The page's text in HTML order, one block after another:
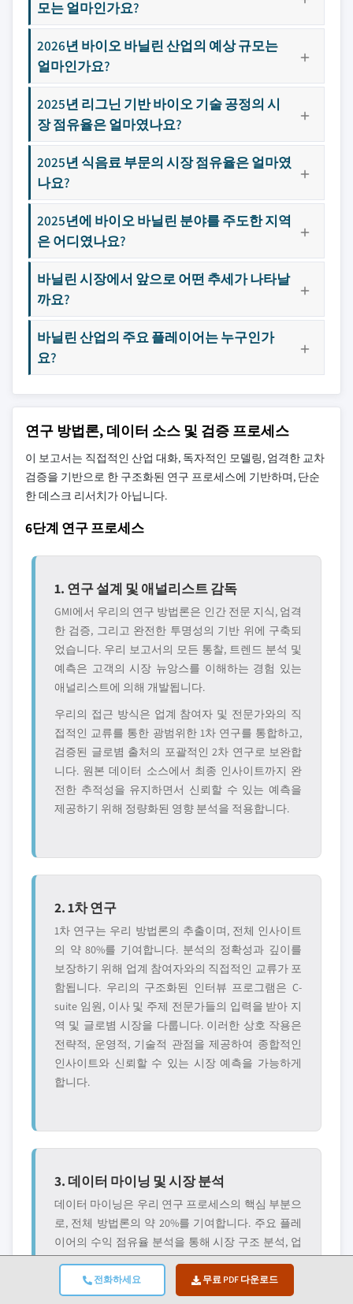
전화하세요 무료 PDF 다운로드
모는 얼마인가요?
2026년 바이오 바닐린 산업의 예상 규모는
얼마인가요?
2025년 리그닌 기반 바이오 기술 공정의 시
장 점유율은 얼마였나요?
2025년 식음료 부문의 시장 점유율은 얼마였
나요?
2025년에 바이오 바닐린 분야를 주도한 지역
은 어디였나요?
바닐린 시장에서 앞으로 어떤 추세가 나타날
까요?
바닐린 산업의 주요 플레이어는 누구인가
요?
연구 방법론, 데이터 소스 및 검증 프로세스
이 보고서는 직접적인 산업 대화, 독자적인 모델링, 엄격한 교차
검증을 기반으로 한 구조화된 연구 프로세스에 기반하며, 단순
한 데스크 리서치가 아닙니다.
6단계 연구 프로세스
1. 연구 설계 및 애널리스트 감독
GMI에서 우리의 연구 방법론은 인간 전문 지식, 엄격
한 검증, 그리고 완전한 투명성의 기반 위에 구축되
었습니다. 우리 보고서의 모든 통찰, 트렌드 분석 및
예측은 고객의 시장 뉴앙스를 이해하는 경험 있는
애널리스트에 의해 개발됩니다.
우리의 접근 방식은 업계 참여자 및 전문가와의 직
접적인 교류를 통한 광범위한 1차 연구를 통합하고,
검증된 글로볌 출처의 포괄적인 2차 연구로 보완합
니다. 원본 데이터 소스에서 최종 인사이트까지 완
전한 추적성을 유지하면서 신뢰할 수 있는 예측을
제공하기 위해 정량화된 영향 분석을 적용합니다.
2. 1차 연구
1차 연구는 우리 방법론의 추출이며, 전체 인사이트
의 약 80%를 기여합니다. 분석의 정확성과 깊이를
보장하기 위해 업계 참여자와의 직접적인 교류가 포
함됩니다. 우리의 구조화된 인터뷰 프로그램은 C-
suite 임원, 이사 및 주제 전문가들의 입력을 받아 지
역 및 글로볌 시장을 다룹니다. 이러한 상호 작용은
전략적, 운영적, 기술적 관점을 제공하여 종합적인
인사이트와 신뢰할 수 있는 시장 예측을 가능하게
합니다.
3. 데이터 마이닝 및 시장 분석
데이터 마이닝은 우리 연구 프로세스의 핵심 부분으
로, 전체 방법론의 약 20%를 기여합니다. 주요 플레
이어의 수익 점유율 분석을 통해 시장 구조 분석, 업
계 트렌드 식별, 거시경제 요인 평가가 포함됩니다.
관련 데이터는 유료 및 무료 출처에서 수집되어 신
뢰할 수 있는 데이터베이스를 구축합니다. 이 정보